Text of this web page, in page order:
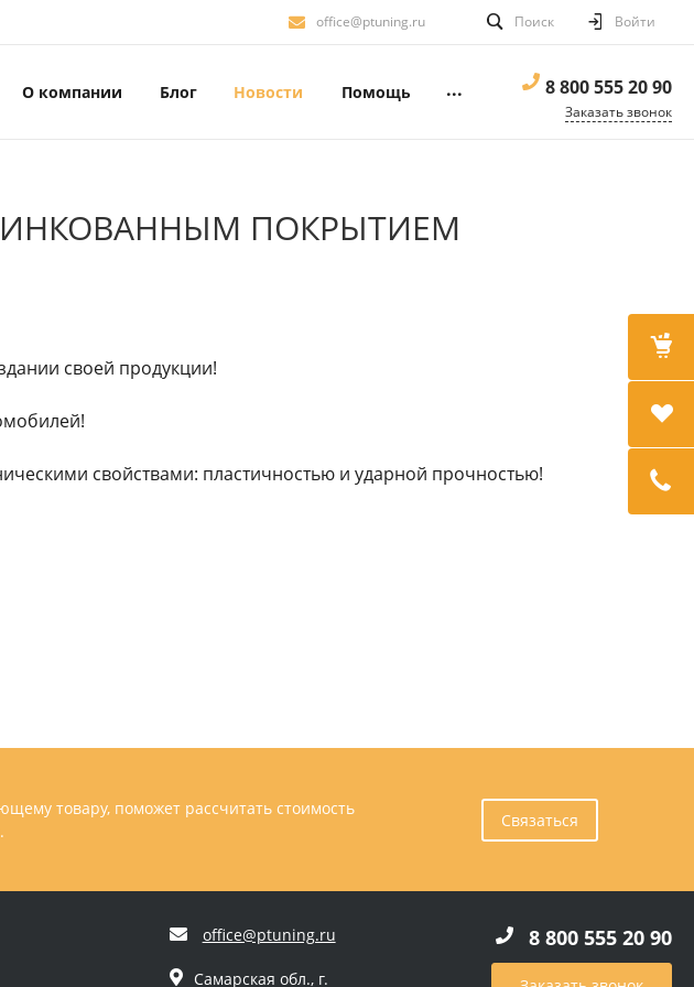
office@ptuning.ru Поиск Войти
О компании Блог Новости Помощь ... 8 800 555 20 90
Заказать звонок
ПОКРЫТИЕМ
своей продукции!
свойствами: пластичностью и ударной прочностью!
товару, поможет рассчитать стоимость
Связаться
office@ptuning.ru
Самарская обл., г.
8 800 555 20 90